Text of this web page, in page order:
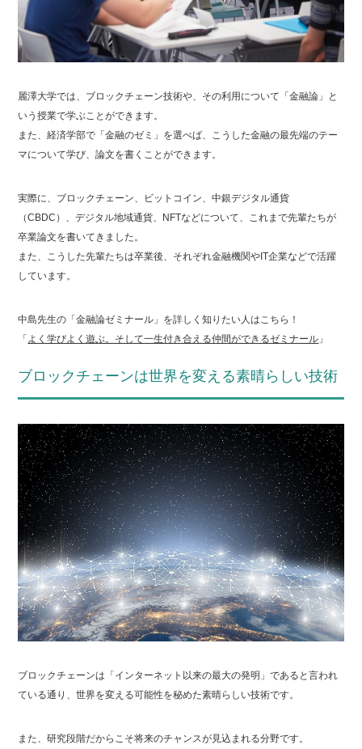
麗澤大学では、ブロックチェーン技術や、その利用について「金融論」と
いう授業で学ぶことができます。
また、経済学部で「金融のゼミ」を選べば、こうした金融の最先端のテー
マについて学び、論文を書くことができます。
実際に、ブロックチェーン、ビットコイン、中銀デジタル通貨
（CBDC）、デジタル地域通貨、NFTなどについて、これまで先輩たちが
卒業論文を書いてきました。
また、こうした先輩たちは卒業後、それぞれ金融機関やIT企業などで活躍
しています。
中島先生の「金融論ゼミナール」を詳しく知りたい人はこちら！
「 よく学びよく遊ぶ。そして一生付き合える仲間ができるゼミナール 」
ブロックチェーンは世界を変える素晴らしい技術
ブロックチェーンは「インターネット以来の最大の発明」であると言われ
ている通り、世界を変える可能性を秘めた素晴らしい技術です。
また、研究段階だからこそ将来のチャンスが見込まれる分野です。